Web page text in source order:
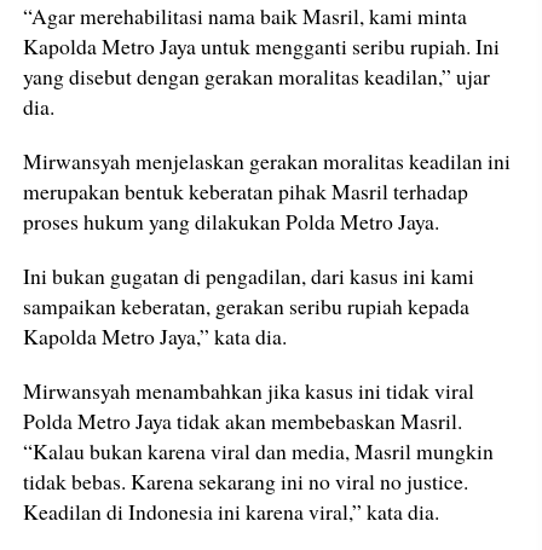
“Agar merehabilitasi nama baik Masril, kami minta
Kapolda Metro Jaya untuk mengganti seribu rupiah. Ini
yang disebut dengan gerakan moralitas keadilan,” ujar
dia.
Mirwansyah menjelaskan gerakan moralitas keadilan ini
merupakan bentuk keberatan pihak Masril terhadap
proses hukum yang dilakukan Polda Metro Jaya.
Ini bukan gugatan di pengadilan, dari kasus ini kami
sampaikan keberatan, gerakan seribu rupiah kepada
Kapolda Metro Jaya,” kata dia.
Mirwansyah menambahkan jika kasus ini tidak viral
Polda Metro Jaya tidak akan membebaskan Masril.
“Kalau bukan karena viral dan media, Masril mungkin
tidak bebas. Karena sekarang ini no viral no justice.
Keadilan di Indonesia ini karena viral,” kata dia.